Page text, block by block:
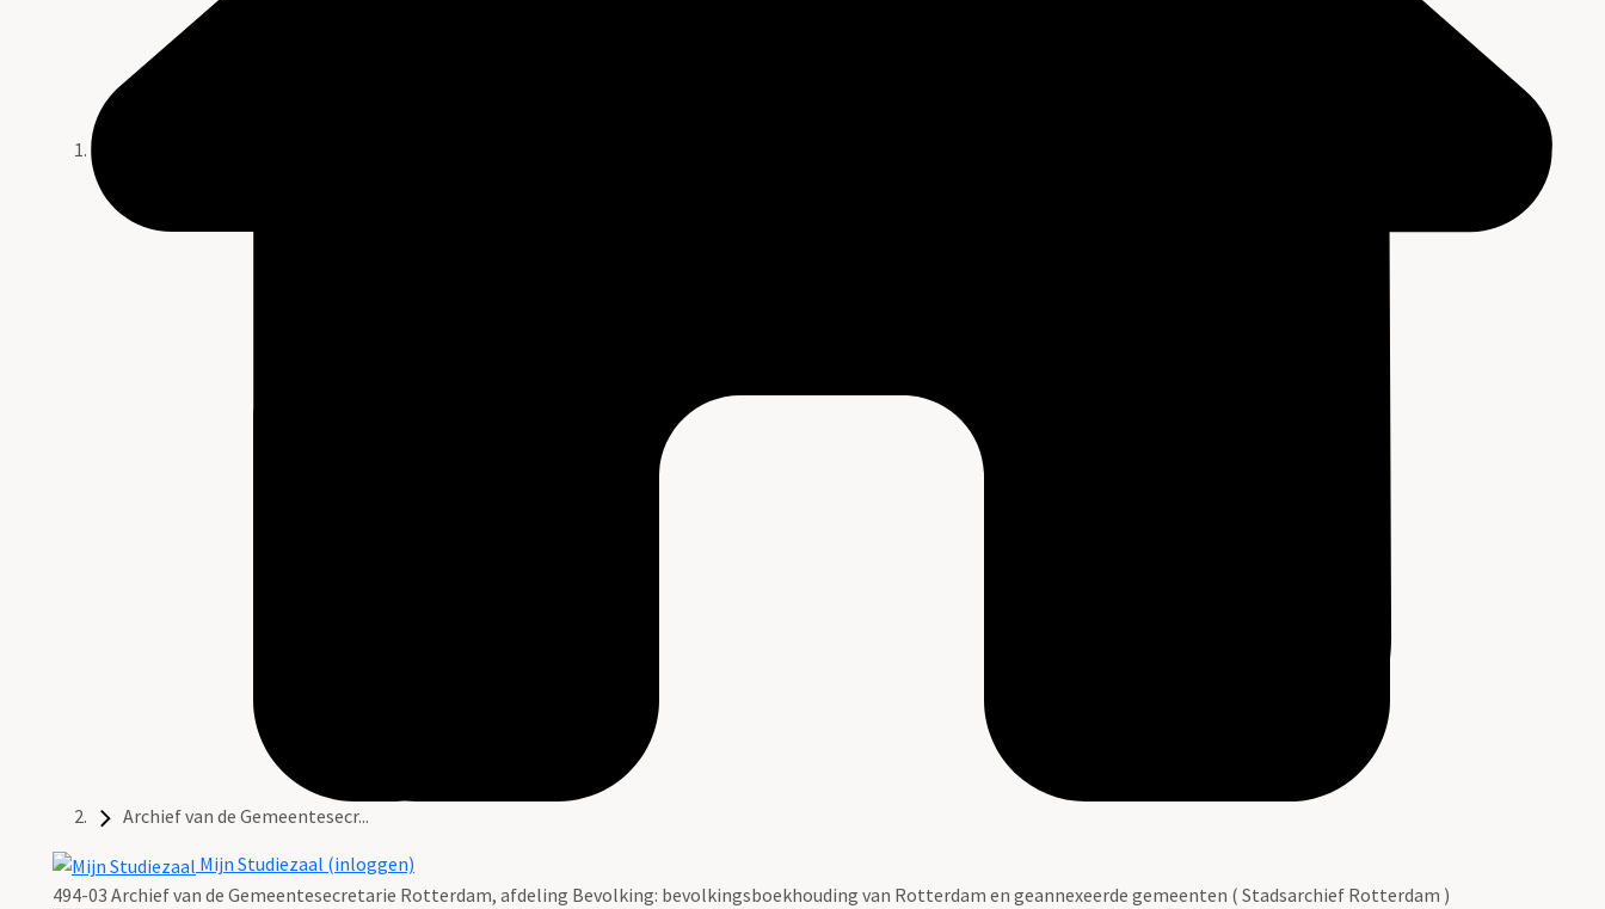
Archief van de Gemeentesecr...
Mijn Studiezaal (inloggen)
494-03 Archief van de Gemeentesecretarie Rotterdam, afdeling Bevolking: bevolkingsboekhouding van Rotterdam en geannexeerde gemeenten ( Stadsarchief Rotterdam )